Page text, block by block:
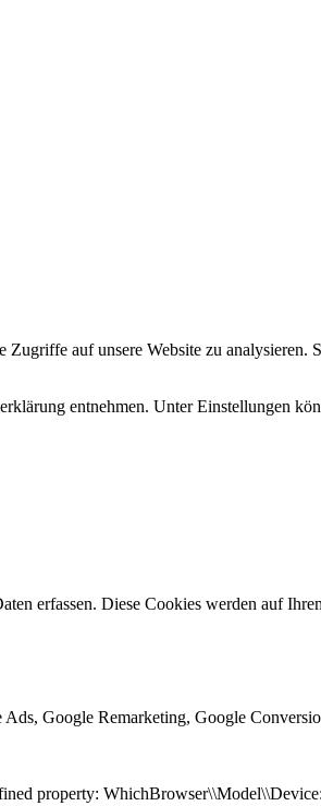
auf unsere Website zu
entnehmen. Unter Einstellungen
erfassen. Diese Cookies werden auf
Google Remarketing, Google
property: